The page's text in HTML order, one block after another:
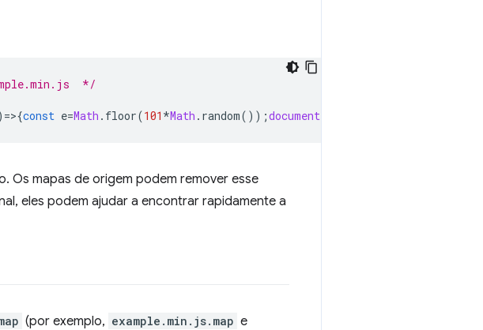
*/
=>{const e=Math . floor(101 *Math . random());document
mapas de origem podem remover esse
eles podem ajudar a encontrar rapidamente a
(por exemplo, example.min.js.map e